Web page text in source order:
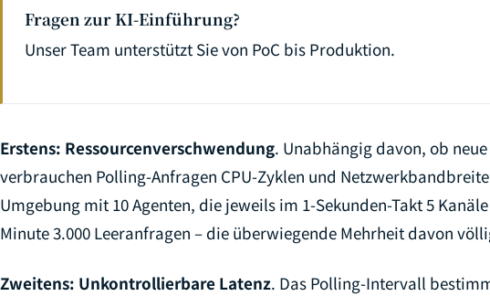
Fragen zur KI-Einführung?
Unser Team unterstützt Sie von PoC bis Produktion.
Erstens: Ressourcenverschwendung. Unabhängig davon, ob
verbrauchen Polling-Anfragen CPU-Zyklen und
Umgebung mit 10 Agenten, die jeweils im 1-Sekunden-Takt 5
Minute 3.000 Leeranfragen – die überwiegende Mehrheit davon
Zweitens: Unkontrollierbare Latenz. Das Polling-Intervall